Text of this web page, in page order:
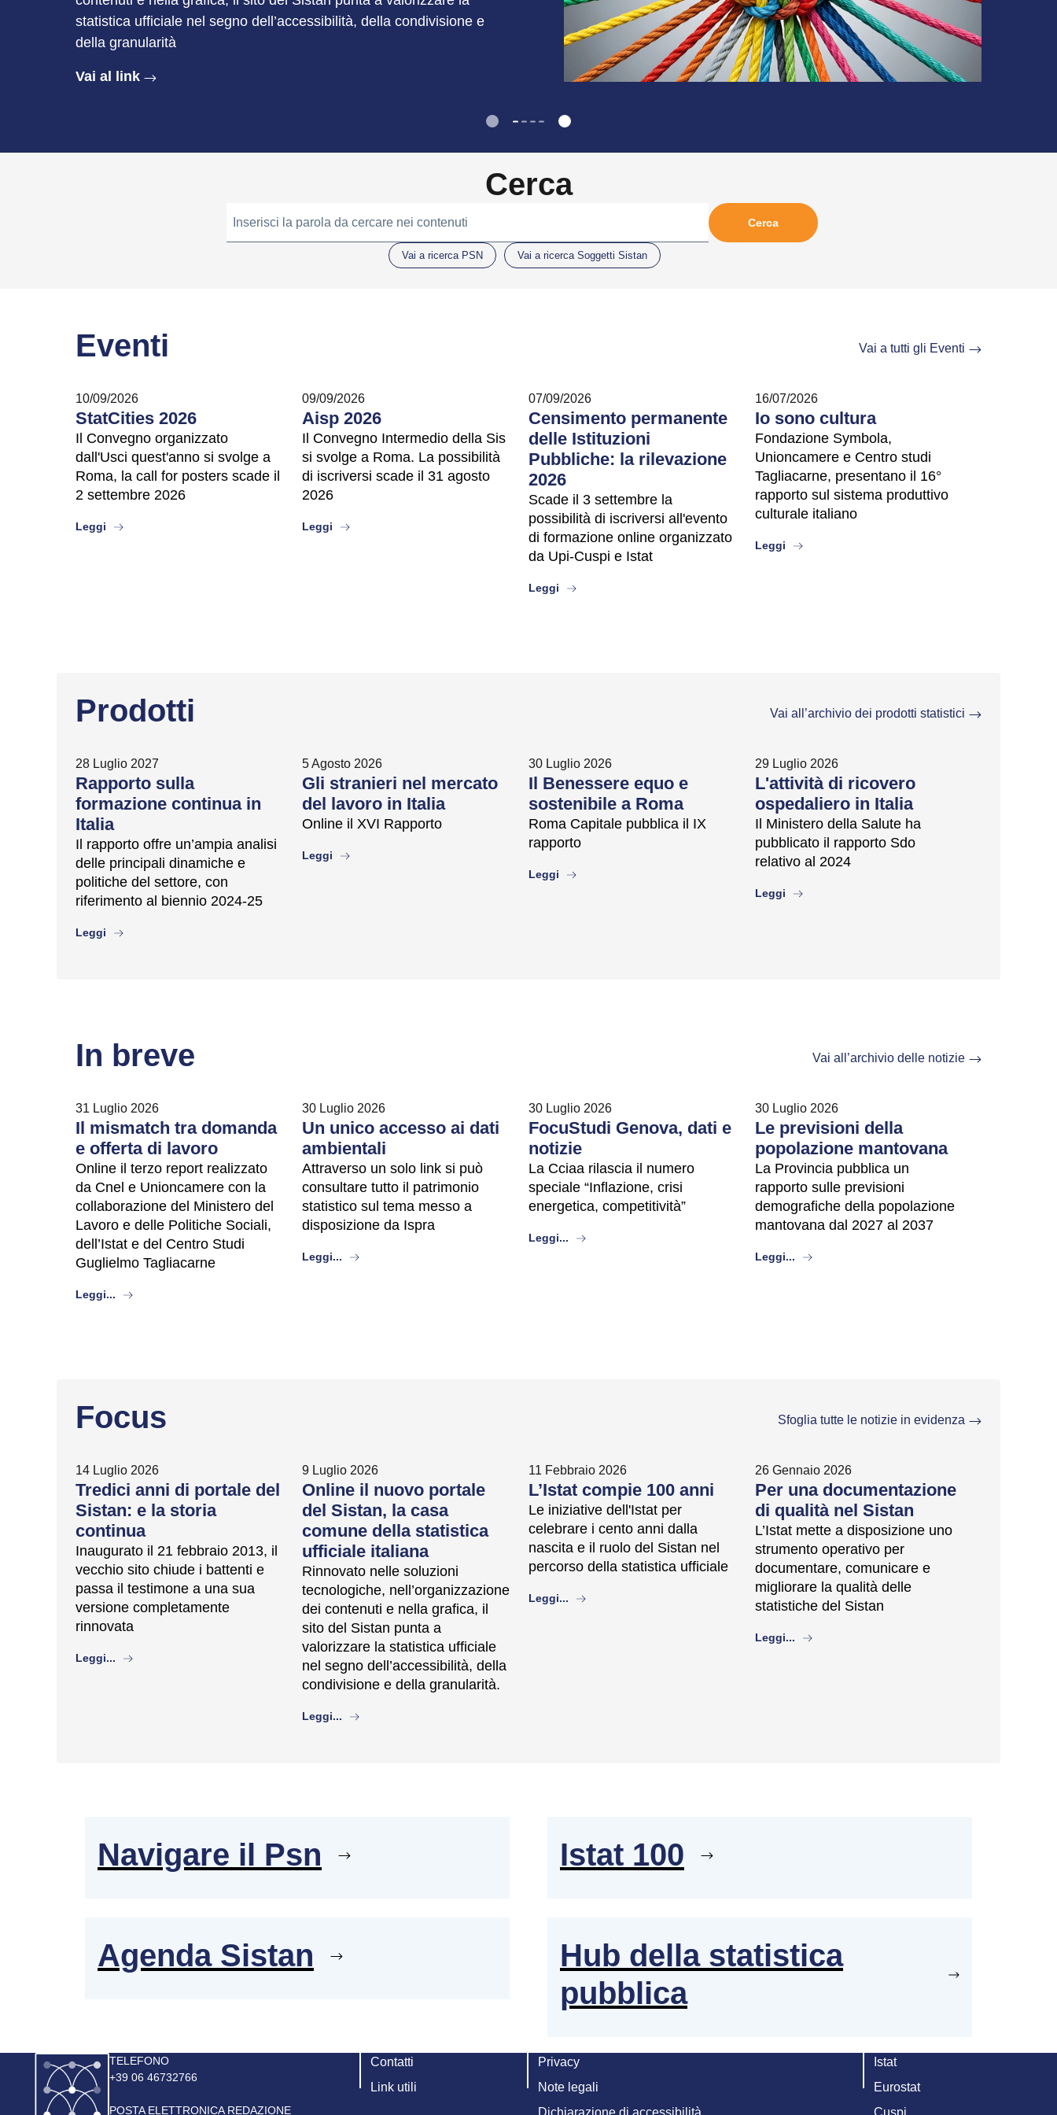
statistica ufficiale nel segno dell’accessibilità, della condivisione e
della granularità
Vai al link
Cerca
Inserisci la parola da cercare nei contenuti
Vai a ricerca PSN Vai a ricerca Soggetti Sistan
Eventi Vai a tutti gli Eventi
10/09/2026
StatCities 2026
Il Convegno organizzato
dall'Usci quest'anno si svolge a
Roma, la call for posters scade il
2 settembre 2026
Leggi about
09/09/2026
Aisp 2026
Il Convegno Intermedio della Sis
si svolge a Roma. La possibilità
di iscriversi scade il 31 agosto
2026
Leggi about
07/09/2026
Censimento permanente
delle Istituzioni
Pubbliche: la rilevazione
2026
Scade il 3 settembre la
possibilità di iscriversi all'evento
di formazione online organizzato
da Upi-Cuspi e Istat
Leggi about
16/07/2026
Io sono cultura
Fondazione Symbola,
Unioncamere e Centro studi
Tagliacarne, presentano il 16°
rapporto sul sistema produttivo
culturale italiano
Leggi about
Prodotti Vai all’archivio dei prodotti statistici
28 Luglio 2027
Rapporto sulla
formazione continua in
Italia
Il rapporto offre un’ampia analisi
delle principali dinamiche e
politiche del settore, con
riferimento al biennio 2024-25
Leggi about
5 Agosto 2026
Gli stranieri nel mercato
del lavoro in Italia
Online il XVI Rapporto
Leggi about
30 Luglio 2026
Il Benessere equo e
sostenibile a Roma
Roma Capitale pubblica il IX
rapporto
Leggi about
29 Luglio 2026
L'attività di ricovero
ospedaliero in Italia
Il Ministero della Salute ha
pubblicato il rapporto Sdo
relativo al 2024
Leggi about
In breve Vai all’archivio delle notizie
31 Luglio 2026
Il mismatch tra domanda
e offerta di lavoro
Online il terzo report realizzato
da Cnel e Unioncamere con la
collaborazione del Ministero del
Lavoro e delle Politiche Sociali,
dell’Istat e del Centro Studi
Guglielmo Tagliacarne
Leggi... about
30 Luglio 2026
Un unico accesso ai dati
ambientali
Attraverso un solo link si può
consultare tutto il patrimonio
statistico sul tema messo a
disposizione da Ispra
Leggi... about
30 Luglio 2026
FocuStudi Genova, dati e
notizie
La Cciaa rilascia il numero
speciale “Inflazione, crisi
energetica, competitività”
Leggi... about
30 Luglio 2026
Le previsioni della
popolazione mantovana
La Provincia pubblica un
rapporto sulle previsioni
demografiche della popolazione
mantovana dal 2027 al 2037
Leggi... about
Focus Sfoglia tutte le notizie in evidenza
14 Luglio 2026
Tredici anni di portale del
Sistan: e la storia
continua
Inaugurato il 21 febbraio 2013, il
vecchio sito chiude i battenti e
passa il testimone a una sua
versione completamente
rinnovata
Leggi... about
9 Luglio 2026
Online il nuovo portale
del Sistan, la casa
comune della statistica
ufficiale italiana
Rinnovato nelle soluzioni
tecnologiche, nell’organizzazione
dei contenuti e nella grafica, il
sito del Sistan punta a
valorizzare la statistica ufficiale
nel segno dell’accessibilità, della
condivisione e della granularità.
Leggi... about
11 Febbraio 2026
L’Istat compie 100 anni
Le iniziative dell'Istat per
celebrare i cento anni dalla
nascita e il ruolo del Sistan nel
percorso della statistica ufficiale
Leggi... about
26 Gennaio 2026
Per una documentazione
di qualità nel Sistan
L’Istat mette a disposizione uno
strumento operativo per
documentare, comunicare e
migliorare la qualità delle
statistiche del Sistan
Leggi... about
Navigare il Psn
Agenda Sistan
Istat 100
Hub della statistica
pubblica
Immagine
TELEFONO
+39 06 46732766
POSTA ELETTRONICA REDAZIONE
Contatti
Link utili
Privacy
Note legali
Dichiarazione di accessibilità
Istat
Eurostat
Cuspi